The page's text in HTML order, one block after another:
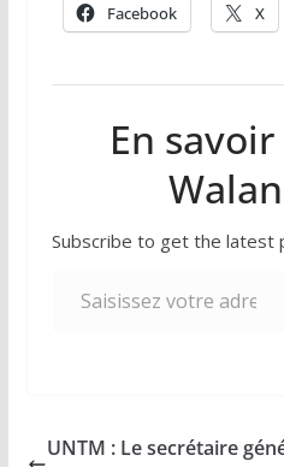
Facebook X
En
Subscribe to get the latest
UNTM : Le secrétaire